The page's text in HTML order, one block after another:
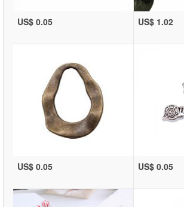
US$ 0.05 US$ 1.02
US$ 0.05 US$ 0.05